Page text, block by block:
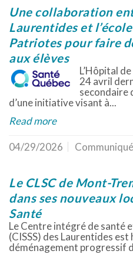
Une collaboration
Laurentides et
Patriotes pour faire
aux élèves
L’Hôpital
24 avril
secondaire
d’une initiative visant à...
Read more
04/29/2026
Le CLSC de Mont-
dans ses nouveaux
Santé
Le Centre intégré de santé
(CISSS) des Laurentides est
déménagement progressif